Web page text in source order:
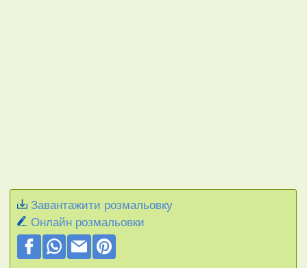
Завантажити розмальовку
Онлайн розмальовки